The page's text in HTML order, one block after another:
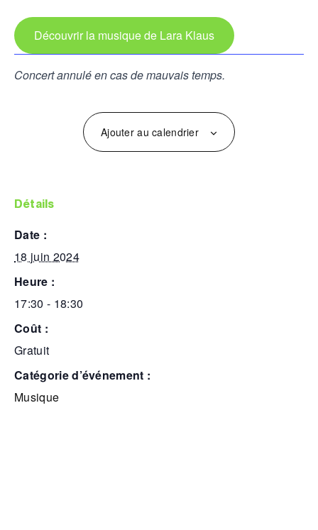
Découvrir la musique de Lara Klaus
Concert annulé en cas de mauvais temps.
Ajouter au calendrier
détails
date :
18 juin 2024
heure :
17:30 - 18:30
coût :
Gratuit
catégorie d’événement :
Musique